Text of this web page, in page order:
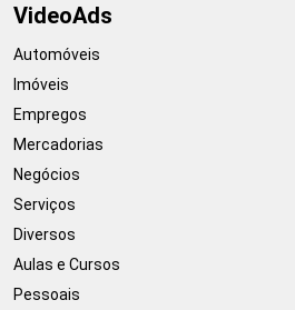
VideoAds
Automóveis
Imóveis
Empregos
Mercadorias
Negócios
Serviços
Diversos
Aulas e Cursos
Pessoais